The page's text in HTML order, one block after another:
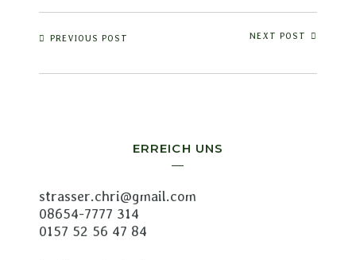
PREVIOUS POST NEXT POST
ERREICH UNS
strasser.chri@gmail.com
08654-7777 314
0157 52 56 47 84